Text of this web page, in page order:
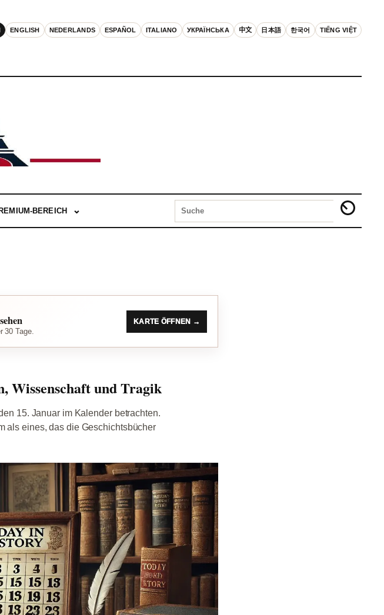
ENGLISH NEDERLANDS ESPAÑOL ITALIANO УКРАЇНСЬКА 中文 日本語 한국어 TIẾNG VIỆT
BEREICH
30 Tage.
KARTE ÖFFNEN →
Wissenschaft und Tragik
15. Januar im Kalender betrachten.
als eines, das die Geschichtsbücher